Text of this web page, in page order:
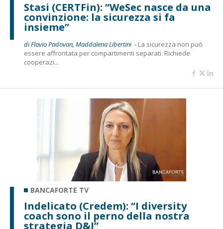
Stasi (CERTFin): “WeSec nasce da una
convinzione: la sicurezza si fa
insieme”
di Flavio Padovan, Maddalena Libertini - La sicurezza non può
essere affrontata per compartimenti separati. Richiede
cooperazi...
BANCAFORTE TV
Indelicato (Credem): “I diversity
coach sono il perno della nostra
strategia D&I”